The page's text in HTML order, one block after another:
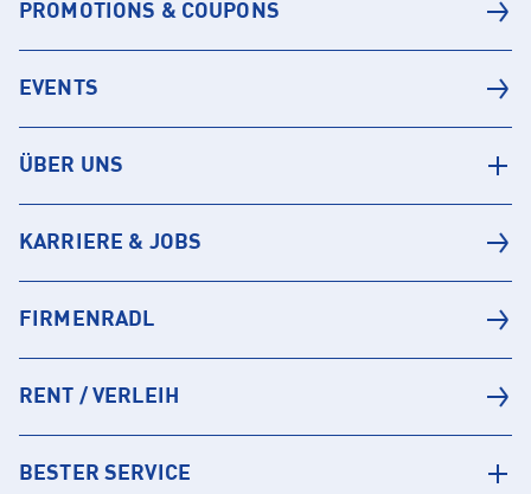
PROMOTIONS & COUPONS
EVENTS
ÜBER UNS
KARRIERE & JOBS
FIRMENRADL
RENT / VERLEIH
BESTER SERVICE